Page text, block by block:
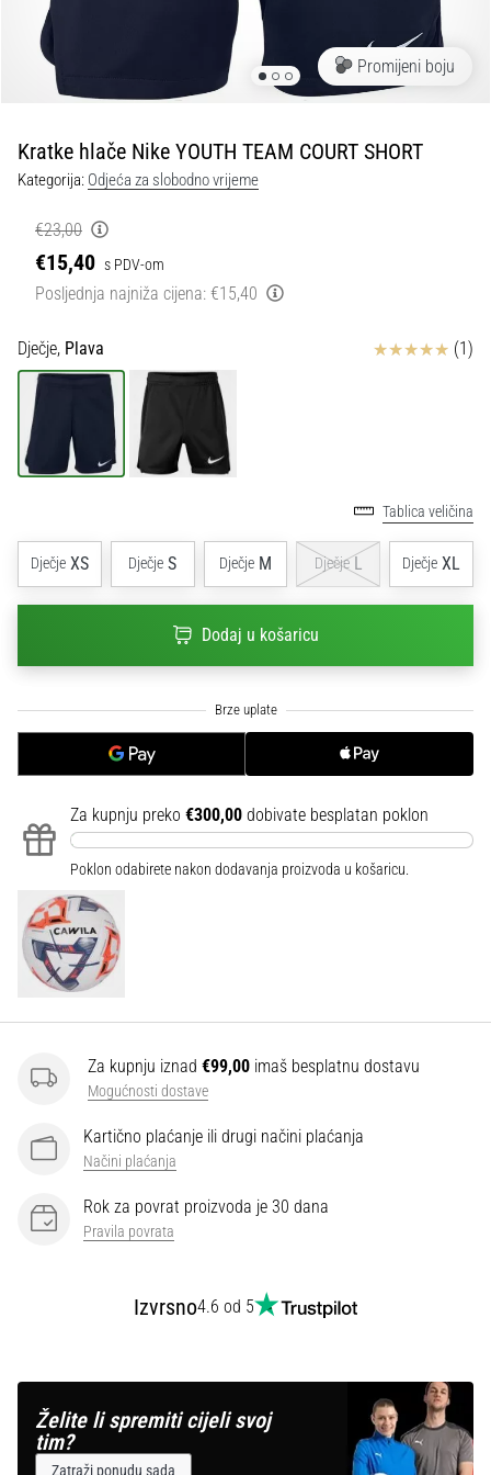
tisak
obradu
sportske
opreme
•
1 min. čitanja
Play
for
More
Pripremi
za
ženski
EURO
2025
dresovima
kopačkama
svake
gola…
Prikaži
sve
članke
Promijeni boju
Kratke hlače Nike YOUTH TEAM COURT SHORT
Kategorija: Odjeća za slobodno vrijeme
€23,00
€15,40 s PDV-om
Posljednja najniža cijena: €15,40
Dječje, Plava Ocjena proizvoda
(1)
Tablica veličina
Dječje XS Dječje S Dječje M Dječje L Dječje XL
Dodaj u košaricu
Za kupnju preko €300,00 dobivate besplatan poklon
Poklon odabirete nakon dodavanja proizvoda u košaricu.
Za kupnju iznad €99,00 imaš besplatnu dostavu
Mogućnosti dostave
Kartično plaćanje ili drugi načini plaćanja
Načini plaćanja
Rok za povrat proizvoda je 30 dana
Pravila povrata
Izvrsno4.6 od 5
Želite li spremiti cijeli svoj
tim?
Zatraži ponudu sada